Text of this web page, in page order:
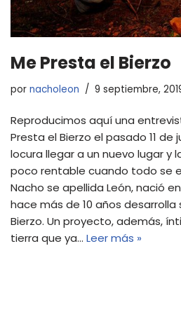
Me Presta el Bierzo
por nacholeon 9 septiembre,
Reproducimos aquí una
Presta el Bierzo el pasado 11 de
locura llegar a un nuevo lugar y
poco rentable cuando todo se
Nacho se apellida León, nació
hace más de 10 años desarrolla
Bierzo. Un proyecto, además,
tierra que ya… Leer más »